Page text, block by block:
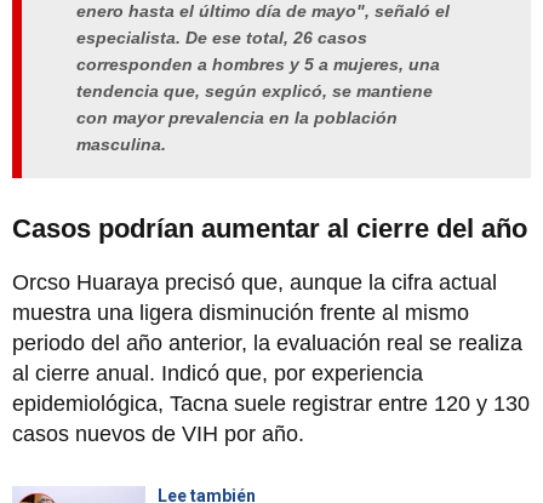
enero hasta el último día de mayo", señaló el
especialista. De ese total, 26 casos
corresponden a hombres y 5 a mujeres, una
tendencia que, según explicó, se mantiene
con mayor prevalencia en la población
masculina.
Casos podrían aumentar al cierre del año
Orcso Huaraya precisó que, aunque la cifra actual
muestra una ligera disminución frente al mismo
periodo del año anterior, la evaluación real se realiza
al cierre anual. Indicó que, por experiencia
epidemiológica, Tacna suele registrar entre 120 y 130
casos nuevos de VIH por año.
Lee también